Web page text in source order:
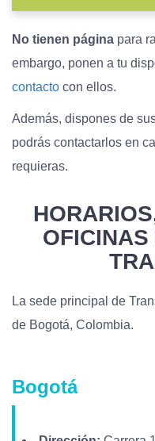
No tienen página para
embargo, ponen a tu
contacto con ellos.
Además, dispones de
podrás contactarlos en
requieras.
OFICINAS
La sede principal de
de Bogotá, Colombia.
Bogotá